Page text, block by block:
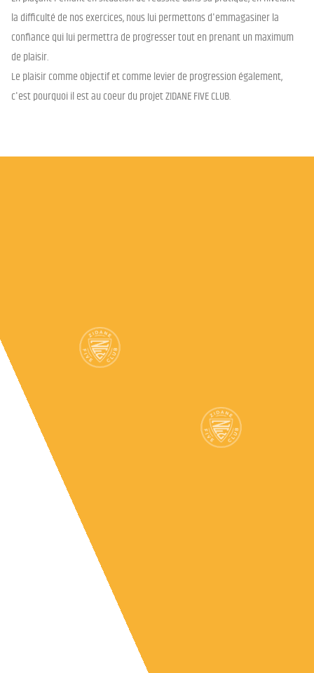
la difficulté de nos exercices, nous lui permettons d'emmagasiner la
confiance qui lui permettra de progresser tout en prenant un maximum
de plaisir.
Le plaisir comme objectif et comme levier de progression également,
c'est pourquoi il est au coeur du projet ZIDANE FIVE CLUB.